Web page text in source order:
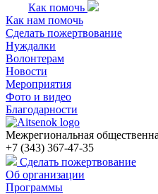
Как помочь
Как нам помочь
Сделать пожертвование
Нуждалки
Волонтерам
Новости
Мероприятия
Фото и видео
Благодарности
Межрегиональная
+7 (343) 367-47-35
Сделать пожертвование
Об организации
Программы